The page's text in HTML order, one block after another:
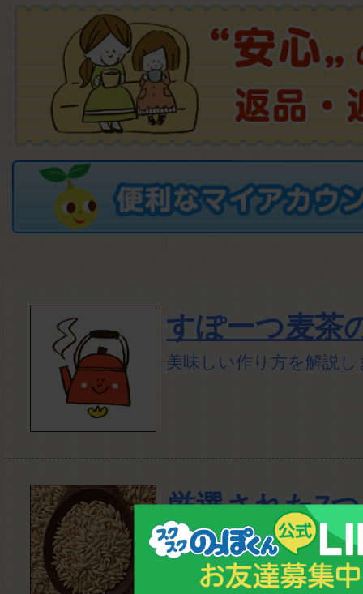
すぽーつ麦茶
美味しい作り方を解説し
厳選された7
玄米、ラフマ、キヌア
ンド！